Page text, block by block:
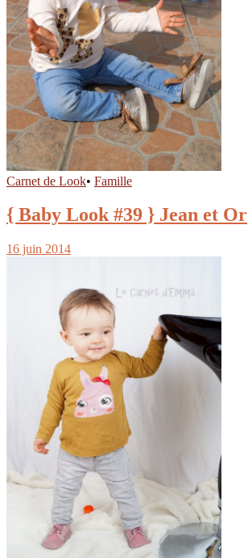
Carnet de Look• Famille
{ Baby Look #39 } Jean et Or
16 juin 2014